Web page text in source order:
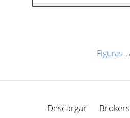
Figuras
Descargar Brokers